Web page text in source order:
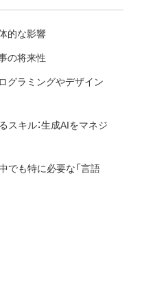
的な影響
の将来性
グラミングやデザイン
スキル：生成AIをマネジ
でも特に必要な「言語